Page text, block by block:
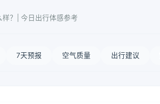
？| 今日出行体感参考
7天预报 空气质量 出行建议